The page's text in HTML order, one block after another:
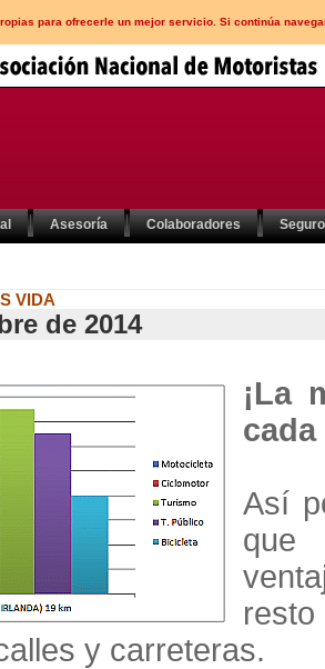
para ofrecerle un mejor servicio. Si continúa
Asesoría Colaboradores
VIDA
de 2014
¡La
cada
Así
y carreteras.